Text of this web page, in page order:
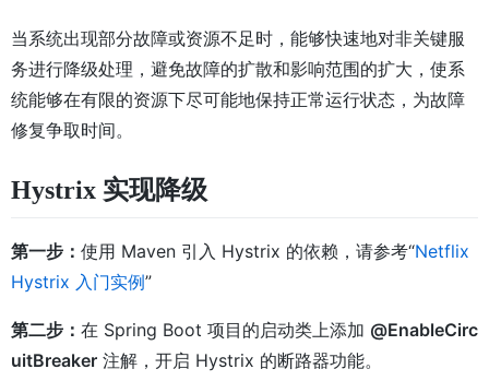
当系统出现部分故障或资源不足时，能够快速地对非关键服
务进行降级处理，避免故障的扩散和影响范围的扩大，使系
统能够在有限的资源下尽可能地保持正常运行状态，为故障
修复争取时间。
Hystrix 实现降级
第一步： 使用 Maven 引入 Hystrix 的依赖，请参考“Netflix
Hystrix 入门实例”
第二步： 在 Spring Boot 项目的启动类上添加 @EnableCirc
uitBreaker 注解，开启 Hystrix 的断路器功能。